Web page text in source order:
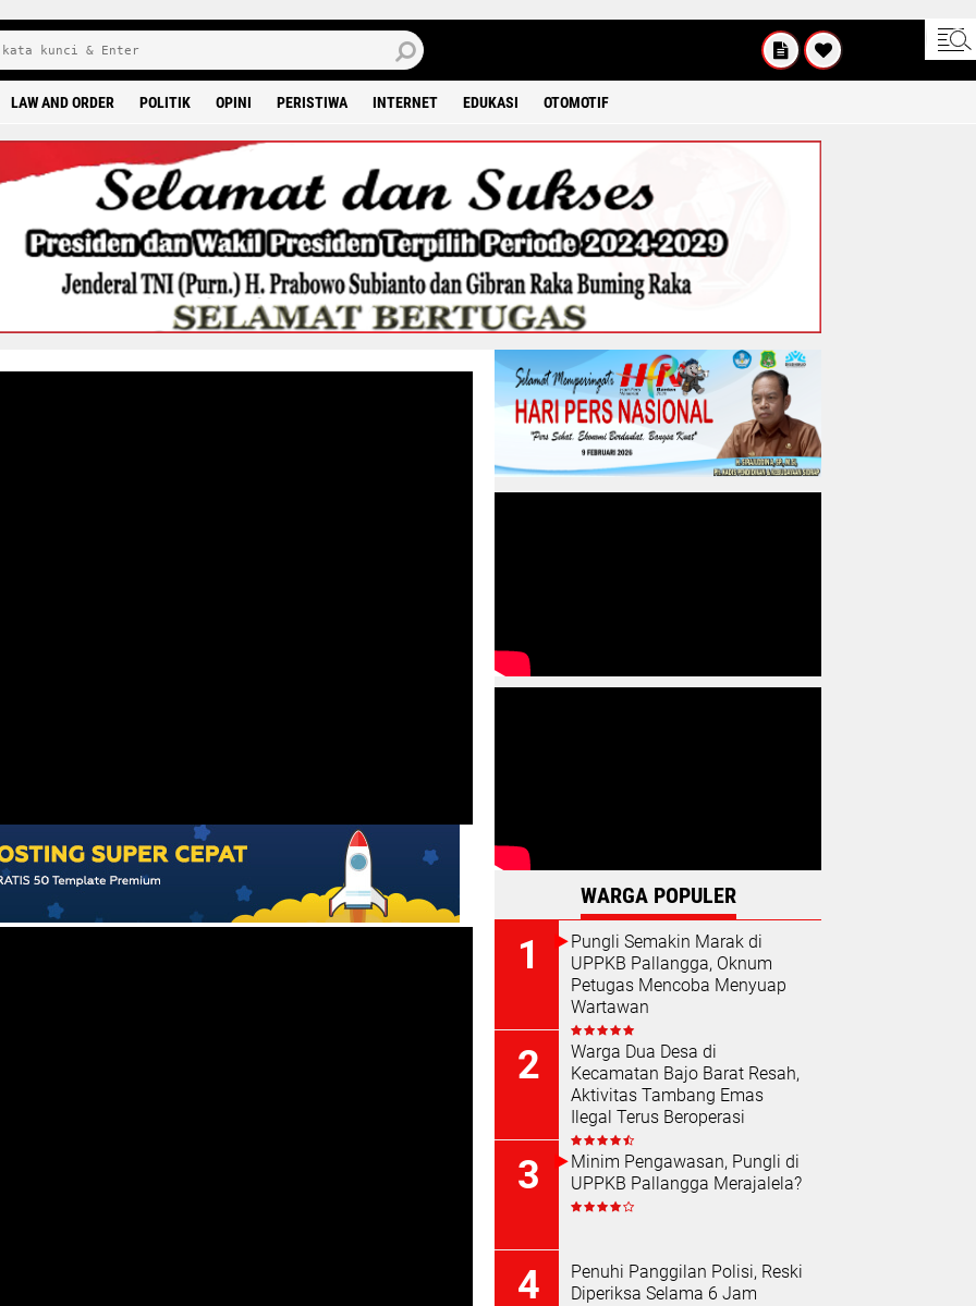
LAW AND ORDER POLITIK OPINI PERISTIWA INTERNET EDUKASI OTOMOTIF
WARGA POPULER
Pungli Semakin Marak di
UPPKB Pallangga, Oknum
Petugas Mencoba Menyuap
Wartawan
Warga Dua Desa di
Kecamatan Bajo Barat Resah,
Aktivitas Tambang Emas
Ilegal Terus Beroperasi
Minim Pengawasan, Pungli di
UPPKB Pallangga Merajalela?
Penuhi Panggilan Polisi, Reski
Diperiksa Selama 6 Jam